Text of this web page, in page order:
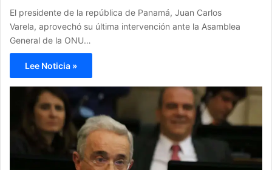
El presidente de la república de Panamá, Juan Carlos
Varela, aprovechó su última intervención ante la Asamblea
General de la ONU…
Lee Noticia »